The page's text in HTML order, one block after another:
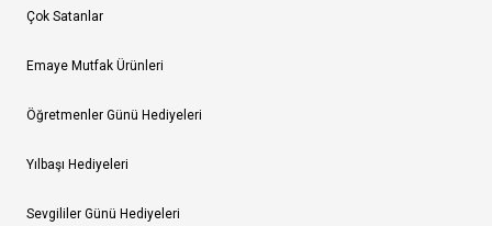
Çok Satanlar
Emaye Mutfak Ürünleri
Öğretmenler Günü Hediyeleri
Yılbaşı Hediyeleri
Sevgililer Günü Hediyeleri